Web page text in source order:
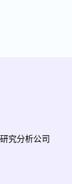
究分析公司